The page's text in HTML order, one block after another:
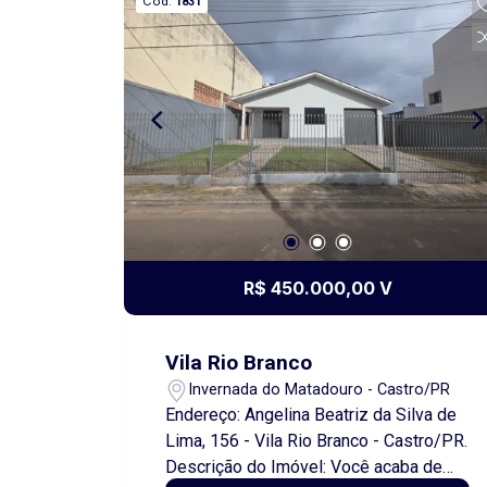
R$ 450.000,00 V
Vila Rio Branco
Invernada do Matadouro - Castro/PR
Endereço: Angelina Beatriz da Silva de
Lima, 156 - Vila Rio Branco - Castro/PR.
Descrição do Imóvel: Você acaba de